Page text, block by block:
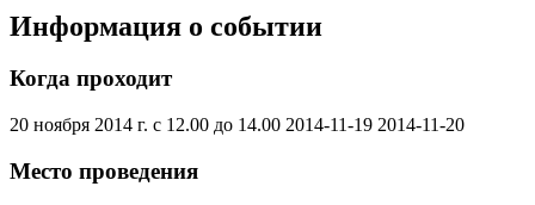
Информация о событии
Когда проходит
20 ноября 2014 г. с 12.00 до 14.00 2014-11-19 2014-11-20
Место проведения